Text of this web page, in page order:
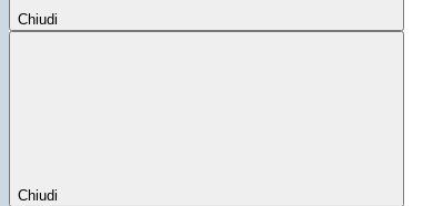
Chiudi
Chiudi